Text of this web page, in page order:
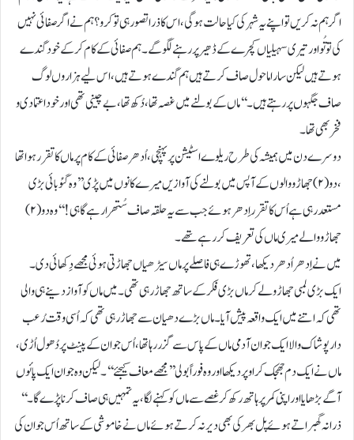
اگر ہم نہ کریں تو اپنے یہ شہر کی کیا حالت ہوگی ، اس کا ذرا تصور ہی تو کرو؟ ہم نے اگر صفائی نہیں
کی تو تُو اور تیری سہیلیاں کچرے کے ڈھیر پر رہنے لگو گے۔ ہم صفائی کے کام کرکے خود گندے
ہوتے ہیں لیکن سارا ماحول صاف کرتے ہیں ہم گندے ہوتے ہیں ، اس لیے ہزاروں لوگ
صاف جگہوں پر رہتے ہیں ۔ ‘‘ ماں کے بولنے میں غصہ تھا ، دُکھ تھا ، بے چینی تھی اور خود اعتمادی و
فخر بھی تھا۔
دوسرے دن میں ہمیشہ کی طرح ریلوے اسٹیشن پر پہنچی ، اُدھر صفائی کے کام پر ماں کا تقرر ہوا تھا
، دو (۲) جھاڑو والوں کے آپس میں بولنے کی آوازیں میرے کانوں میں پڑی ’’ وہ گئو بائی بڑی
مستعد رہی ہے اُس کا تقرر اِدھر ہوئے جب سے یہ حلقہ صاف سُتھرا رہے گا ہی ! ‘‘ وہ دو (۲)
جھاڑو والے میری ماں کی تعریف کررہے تھے۔
میں نے اِدھر اُدھر دیکھا ، تھوڑے ہی فاصلے پر ماں سیڑھیاں جھاڑتی ہوئی مجھے دِکھائی دی۔
ایک بڑی لمبی جھاڑولے کر ماں بڑی فکرکے ساتھ جھاڑرہی تھی۔ میں ماں کو آواز دینے ہی والی
تھی کہ اتنے میں ایک واقعہ پیش آیا ۔ ماں بڑے دھیان سے جھاڑ رہی تھی کہ اُسی وقت رُعب
دار پوشاک والا ایک جوان آدمی ماں کے پاس سے گزر رہا تھا ، اُس جوان کے پینٹ پر دُھول اُڑی ،
ماں نے ایک دم جھجک کر اوپر دیکھا اور وہ فوراً بولی ’’مجھے معاف کیجئے ‘‘۔ لیکن وہ جوان ایک پائوں
آگے بڑھایا اور اپنی کمر پر ہاتھ رکھ کر غصے سے ماں کو کہنے لگا، یہ تمہیں ہی صاف کرنا پڑے گا ۔ ‘‘
ذرا نہ گھبراتے ہوئے پل بھر کی بھی دیر نہ کرتے ہوئے ماں نے خاموشی کے ساتھ اُس جوان کی